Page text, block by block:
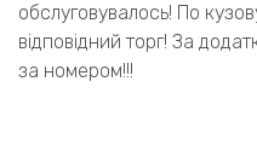
обслуговувалось! По
відповідний торг! За
за номером!!!